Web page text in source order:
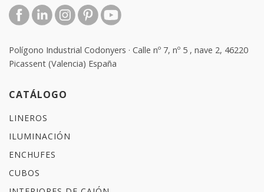
Polígono Industrial Codonyers · Calle nº 7, nº 5 , nave 2, 46220
Picassent (Valencia) España
CATÁLOGO
LINEROS
ILUMINACIÓN
ENCHUFES
CUBOS